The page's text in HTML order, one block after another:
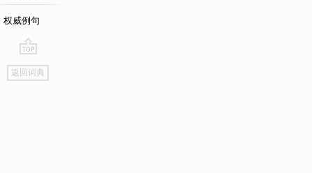
权威例句
go
top
返回词典